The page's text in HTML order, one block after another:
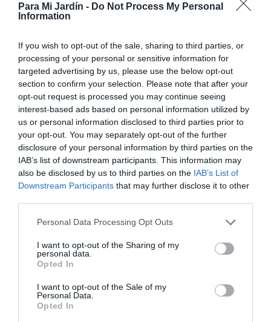
Para Mi Jardín - Do Not Process My Personal
Information
If you wish to opt-out of the sale, sharing to third parties, or
processing of your personal or sensitive information for
targeted advertising by us, please use the below opt-out
section to confirm your selection. Please note that after your
opt-out request is processed you may continue seeing
interest-based ads based on personal information utilized by
us or personal information disclosed to third parties prior to
your opt-out. You may separately opt-out of the further
disclosure of your personal information by third parties on the
IAB’s list of downstream participants. This information may
also be disclosed by us to third parties on the IAB’s List of
Downstream Participants that may further disclose it to other
Personal Data Processing Opt Outs
I want to opt-out of the Sharing of my
personal data.
Opted In
I want to opt-out of the Sale of my
Personal Data.
Opted In
Riegos regulares, manteniendo el sustrato ligeramente
necesitan poda pero es aconsejable retirar las hojas
secas o estropeadas y las varas florales secas para
invernales de cinco u ocho grados.